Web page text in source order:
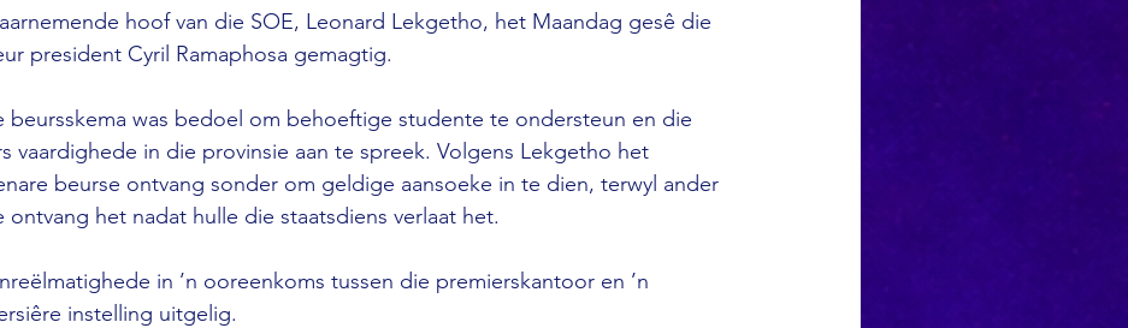
hoof van die SOE, Leonard Lekgetho, het Maandag gesê die
president Cyril Ramaphosa gemagtig.
beursskema was bedoel om behoeftige studente te ondersteun en die
vaardighede in die provinsie aan te spreek. Volgens Lekgetho het
beurse ontvang sonder om geldige aansoeke in te dien, terwyl ander
ontvang het nadat hulle die staatsdiens verlaat het.
in ’n ooreenkoms tussen die premierskantoor en ’n
instelling uitgelig.